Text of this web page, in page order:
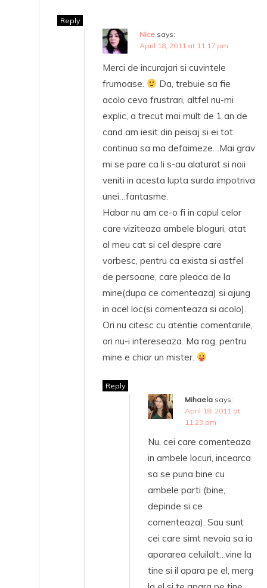
Reply
Nice says:
April 18, 2011 at 11:17 pm
Merci de incurajari si cuvintele
frumoase.
Da, trebuie sa fie
acolo ceva frustrari, altfel nu-mi
explic, a trecut mai mult de 1 an de
cand am iesit din peisaj si ei tot
continua sa ma defaimeze…Mai grav
mi se pare ca li s-au alaturat si noii
veniti in acesta lupta surda impotriva
unei…fantasme.
Habar nu am ce-o fi in capul celor
care viziteaza ambele bloguri, atat
al meu cat si cel despre care
vorbesc, pentru ca exista si astfel
de persoane, care pleaca de la
mine(dupa ce comenteaza) si ajung
in acel loc(si comenteaza si acolo).
Ori nu citesc cu atentie comentariile,
ori nu-i intereseaza. Ma rog, pentru
mine e chiar un mister.
Reply
Mihaela says:
April 18, 2011 at
11:23 pm
Nu, cei care comenteaza
in ambele locuri, incearca
sa se puna bine cu
ambele parti (bine,
depinde si ce
comenteaza). Sau sunt
cei care simt nevoia sa ia
apararea celuilalt…vine la
tine si il apara pe el, merg